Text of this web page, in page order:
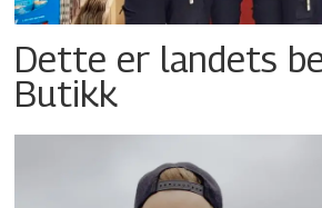
Dette er landets
Butikk